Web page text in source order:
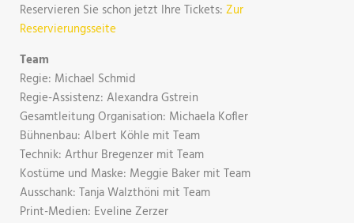
Reservieren Sie schon jetzt Ihre Tickets: Zur
Reservierungsseite
Team
Regie: Michael Schmid
Regie-Assistenz: Alexandra Gstrein
Gesamtleitung Organisation: Michaela Kofler
Bühnenbau: Albert Köhle mit Team
Technik: Arthur Bregenzer mit Team
Kostüme und Maske: Meggie Baker mit Team
Ausschank: Tanja Walzthöni mit Team
Print-Medien: Eveline Zerzer